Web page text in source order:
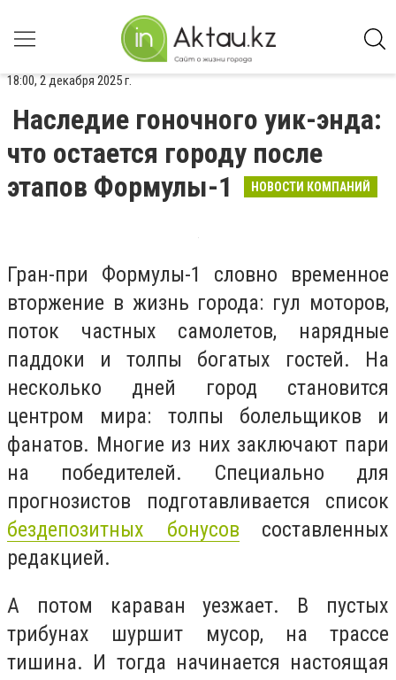
18:00, 2 декабря 2025 г.
Наследие гоночного уик-энда:
что остается городу после
этапов Формулы-1
НОВОСТИ КОМПАНИЙ
Гран-при Формулы-1 словно временное
вторжение в жизнь города: гул моторов,
поток частных самолетов, нарядные
паддоки и толпы богатых гостей. На
несколько дней город становится
центром мира: толпы болельщиков и
фанатов. Многие из них заключают пари
на победителей. Специально для
прогнозистов подготавливается список
бездепозитных бонусов составленных
редакцией.
А потом караван уезжает. В пустых
трибунах шуршит мусор, на трассе
тишина. И тогда начинается настоящая